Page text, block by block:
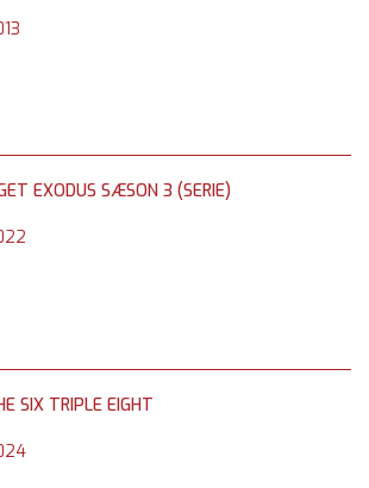
EXODUS SÆSON 3 (SERIE)
SIX TRIPLE EIGHT